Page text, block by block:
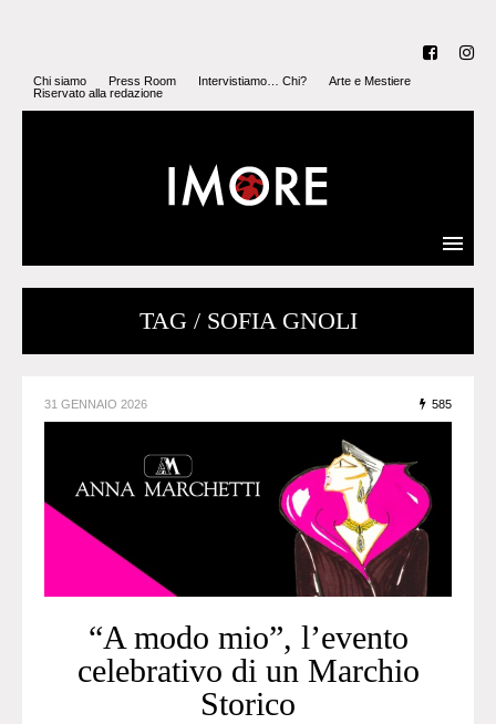
Chi siamo Press Room Intervistiamo… Chi?
Arte e Mestiere
Riservato alla redazione
TAG / SOFIA GNOLI
31 GENNAIO 2026 585
“A modo mio”, l’evento
celebrativo di un Marchio
Storico